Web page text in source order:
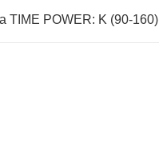
TIME POWER: K (90-160)